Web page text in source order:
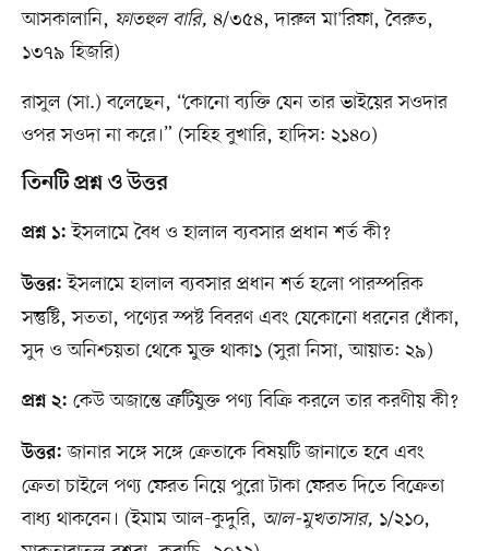
আসকালানি, ফাতহুল বারি, ৪/৩৫৪, দারুল মা'রিফা, বৈরুত,
১৩৭৯ হিজরি)
রাসুল (সা.) বলেছেন, “কোনো ব্যক্তি যেন তার ভাইয়ের সওদার
ওপর সওদা না করে।” (সহিহ বুখারি, হাদিস: ২১৪০)
তিনটি প্রশ্ন ও উত্তর
প্রশ্ন ১:ইসলামে বৈধ ও হালাল ব্যবসার প্রধান শর্ত কী?
উত্তর: ইসলামে হালাল ব্যবসার প্রধান শর্ত হলো পারস্পরিক
সন্তুষ্টি, সততা, পণ্যের স্পষ্ট বিবরণ এবং যেকোনো ধরনের ধোঁকা,
সুদ ও অনিশ্চয়তা থেকে মুক্ত থাকা১ (সুরা নিসা, আয়াত: ২৯)
প্রশ্ন ২: কেউ অজান্তে ত্রুটিযুক্ত পণ্য বিক্রি করলে তার করণীয় কী?
উত্তর: জানার সঙ্গে সঙ্গে ক্রেতাকে বিষয়টি জানাতে হবে এবং
ক্রেতা চাইলে পণ্য ফেরত নিয়ে পুরো টাকা ফেরত দিতে বিক্রেতা
বাধ্য থাকবেন। (ইমাম আল-কুদুরি, আল-মুখতাসার, ১/২১০,